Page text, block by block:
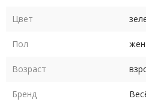
Уход - деликатная сухая чистка
В пару к костюму Лягушки для
Цвет
Пол
Возраст
Бренд